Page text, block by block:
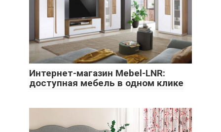
Интернет-магазин Mebel-LNR:
доступная мебель в одном клике